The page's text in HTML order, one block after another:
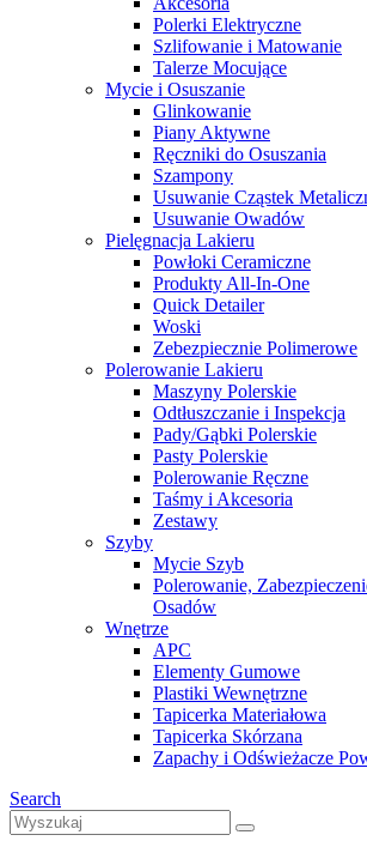
Polerki Elektryczne
Szlifowanie i Matowanie
Talerze Mocujące
Mycie i Osuszanie
Glinkowanie
Piany Aktywne
Ręczniki do Osuszania
Szampony
Usuwanie Cząstek
Usuwanie Owadów
Pielęgnacja Lakieru
Powłoki Ceramiczne
Produkty All-In-One
Quick Detailer
Woski
Zebezpiecznie Polimerowe
Polerowanie Lakieru
Maszyny Polerskie
Odtłuszczanie i Inspekcja
Pady/Gąbki Polerskie
Pasty Polerskie
Polerowanie Ręczne
Taśmy i Akcesoria
Zestawy
Szyby
Mycie Szyb
Polerowanie,
Osadów
Wnętrze
APC
Elementy Gumowe
Plastiki Wewnętrzne
Tapicerka Materiałowa
Tapicerka Skórzana
Zapachy i Odświeżacze
Search